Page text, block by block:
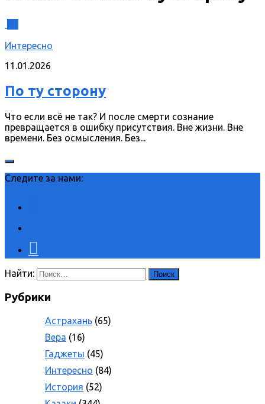
Интересно
11.01.2026
По ту сторону
Что если всё не так? И после смерти сознание
превращается в ошибку присутствия. Вне жизни. Вне
времени. Без осмысления. Без...
Следите за нами:
Найти:
Рубрики
Астрахань (65)
Вера (16)
Гаджеты (45)
Интересно (84)
История (52)